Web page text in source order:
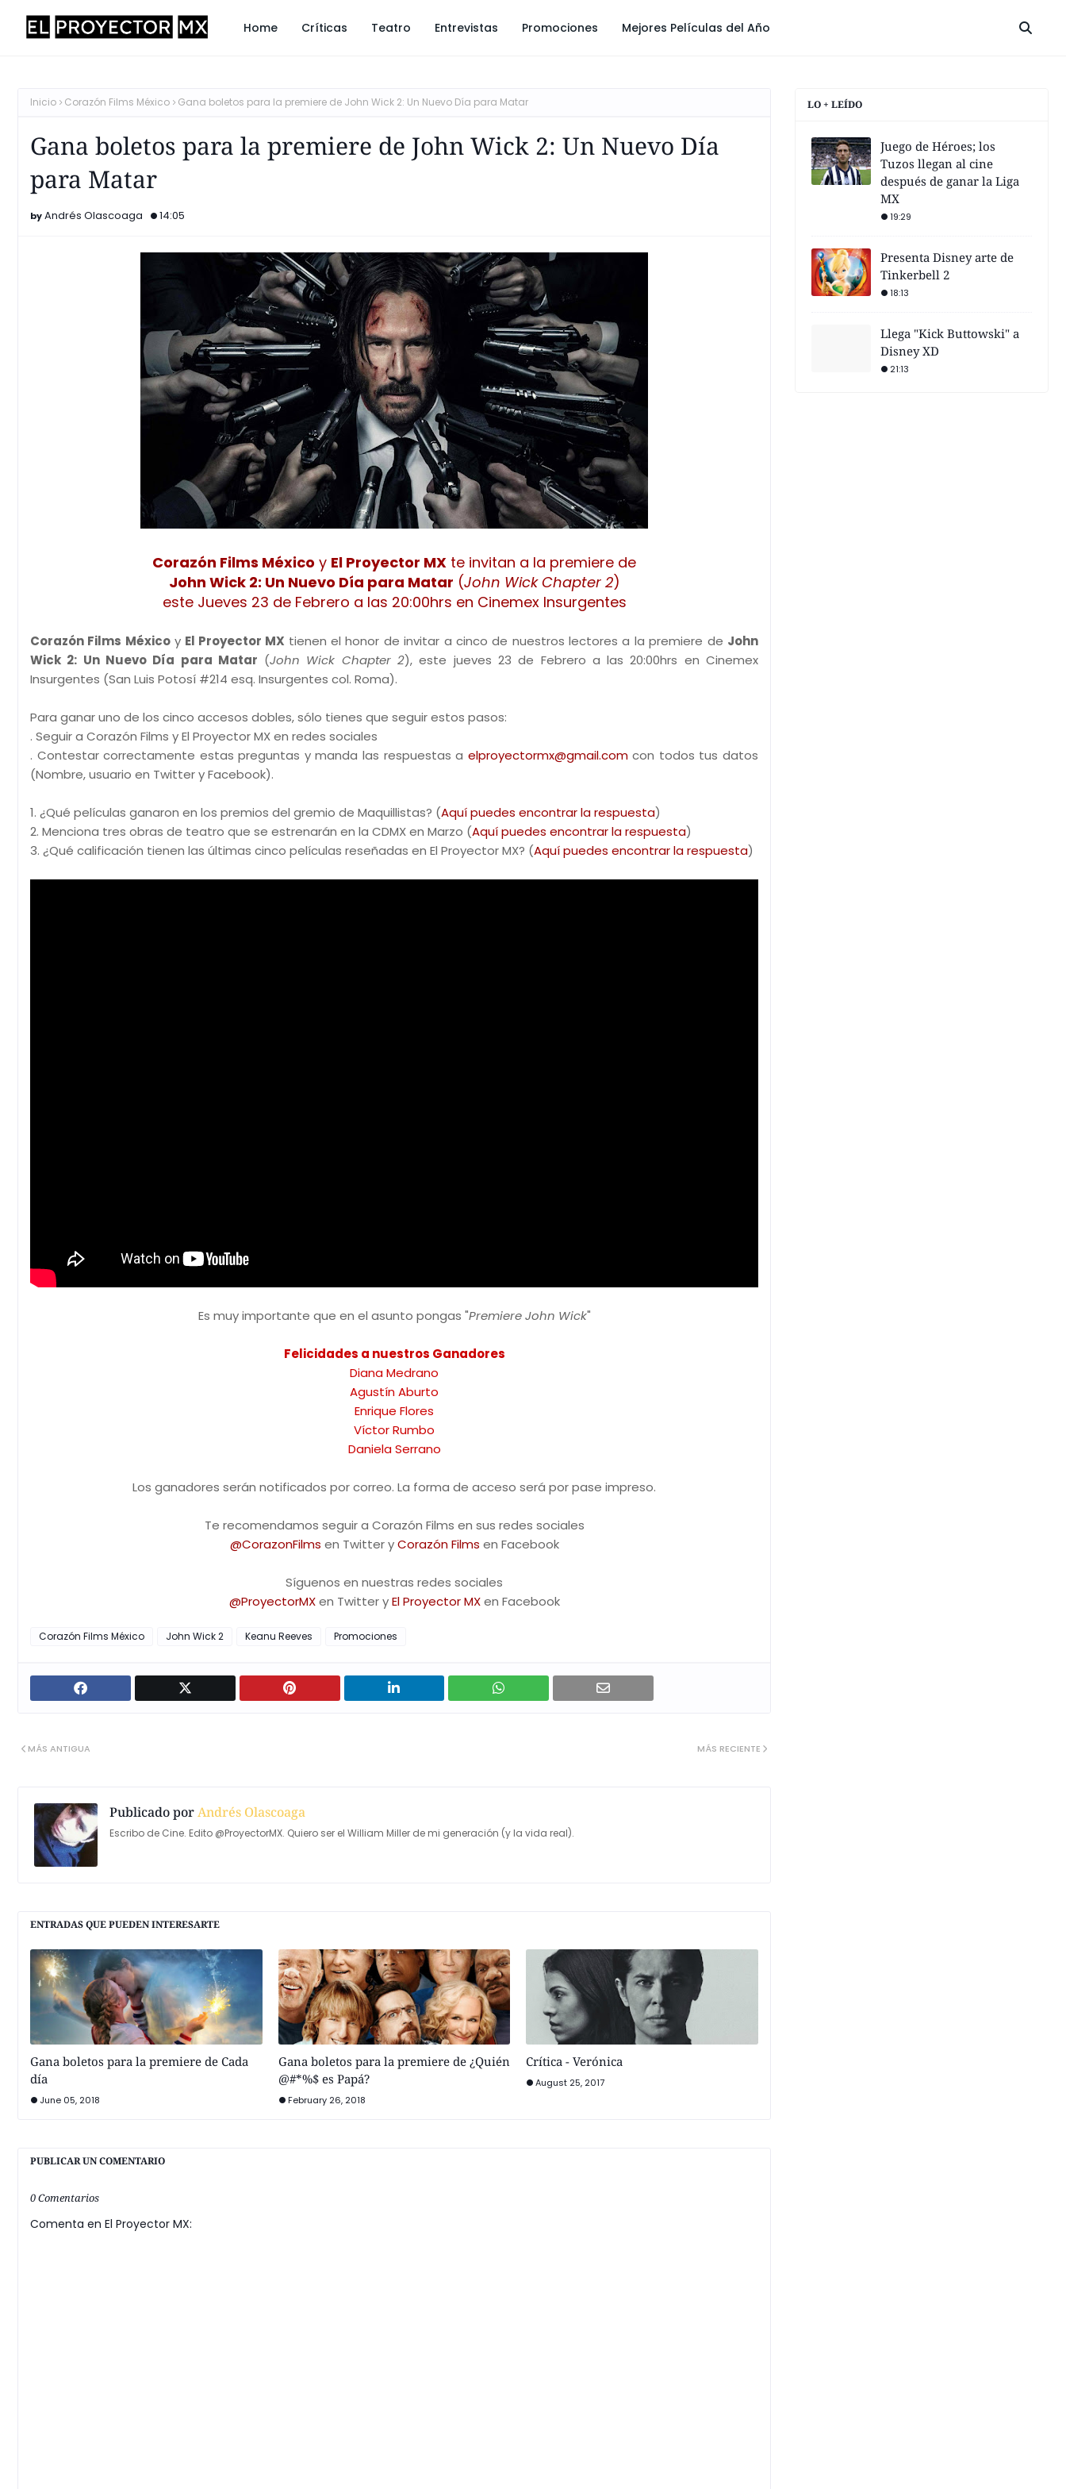
Home Críticas Teatro Entrevistas Promociones Mejores Películas del Año
Inicio Corazón Films México Gana boletos para la premiere de John Wick 2: Un Nuevo Día para Matar
Gana boletos para la premiere de John Wick 2: Un Nuevo Día
para Matar
Andrés Olascoaga 14:05
Corazón Films México y El Proyector MX te invitan a la premiere de
John Wick 2: Un Nuevo Día para Matar (John Wick Chapter 2)
este Jueves 23 de Febrero a las 20:00hrs en Cinemex Insurgentes
Corazón Films Méxicoy El Proyector MX tienen el honor de invitar a cinco de nuestros lectores a la premiere de John
Wick 2: Un Nuevo Día para Matar (John Wick Chapter 2), este jueves 23 de Febrero a las 20:00hrs en Cinemex
Insurgentes (San Luis Potosí #214 esq. Insurgentes col. Roma).
Para ganar uno de los cinco accesos dobles, sólo tienes que seguir estos pasos:
. Seguir a Corazón Films y El Proyector MX en redes sociales
. Contestar correctamente estas preguntas y manda las respuestas a elproyectormx@gmail.comcon todos tus datos
(Nombre, usuario en Twitter y Facebook).
1. ¿Qué películas ganaron en los premios del gremio de Maquillistas? (Aquí puedes encontrar la respuesta)
2. Menciona tres obras de teatro que se estrenarán en la CDMX en Marzo (Aquí puedes encontrar la respuesta)
3. ¿Qué calificación tienen las últimas cinco películas reseñadas en El Proyector MX? (Aquí puedes encontrar la respuesta)
Es muy importante que en el asunto pongas "Premiere John Wick"
Felicidades a nuestros Ganadores
Diana Medrano
Agustín Aburto
Enrique Flores
Víctor Rumbo
Daniela Serrano
Los ganadores serán notificados por correo. La forma de acceso será por pase impreso.
Te recomendamos seguir a Corazón Films en sus redes sociales
@CorazonFilms en Twitter yCorazón Films en Facebook
Síguenos en nuestras redes sociales
@ProyectorMXen Twitter yEl Proyector MXen Facebook
Corazón Films México John Wick 2 Keanu Reeves Promociones
MÁS RECIENTE
MÁS ANTIGUA
Publicado porAndrés Olascoaga
Escribo de Cine. Edito @ProyectorMX. Quiero ser el William Miller de mi generación (y la vida real).
ENTRADAS QUE PUEDEN INTERESARTE
Gana boletos para la premiere de Cada
día
June 05, 2018
Gana boletos para la premiere de ¿Quién
@#*%$ es Papá?
February 26, 2018
Crítica - Verónica
August 25, 2017
PUBLICAR UN COMENTARIO
0 Comentarios
Comenta en El Proyector MX:
LO + LEÍDO
Juego de Héroes; los
Tuzos llegan al cine
después de ganar la Liga
MX
19:29
Presenta Disney arte de
Tinkerbell 2
18:13
Llega "Kick Buttowski" a
Disney XD
21:13